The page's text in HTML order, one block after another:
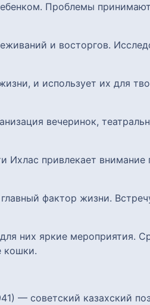
Проблемы
и восторгов.
и использует их для
вечеринок,
Ихлас привлекает
фактор жизни.
них яркие мероприятия.
кошки.
— советский казахский